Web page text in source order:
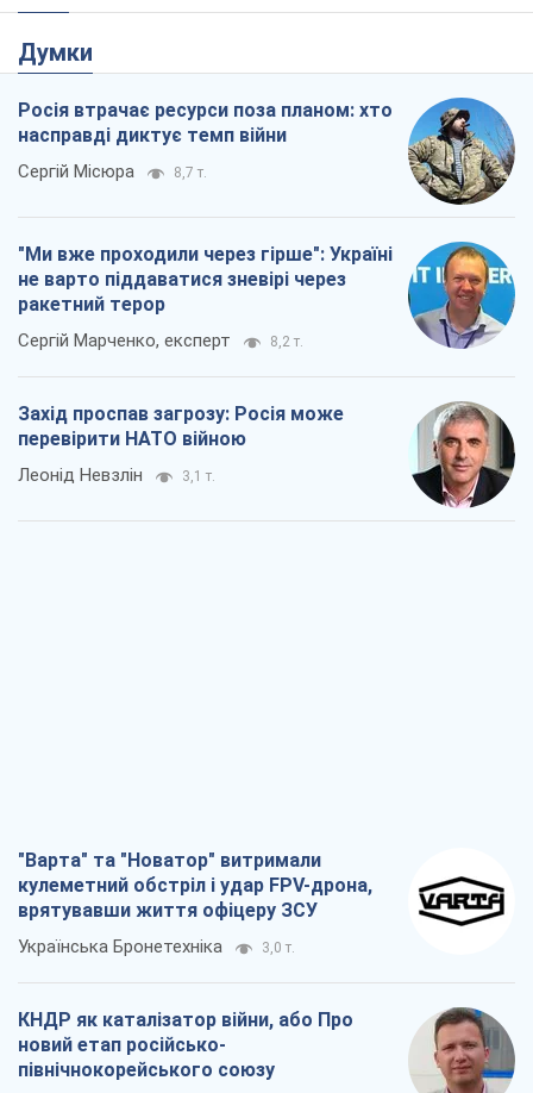
Думки
Росія втрачає ресурси поза планом: хто
насправді диктує темп війни
Сергій Місюра 8,7 т.
"Ми вже проходили через гірше": Україні
не варто піддаватися зневірі через
ракетний терор
Сергій Марченко, експерт 8,2 т.
Захід проспав загрозу: Росія може
перевірити НАТО війною
Леонід Невзлін 3,1 т.
"Варта" та "Новатор" витримали
кулеметний обстріл і удар FPV-дрона,
врятувавши життя офіцеру ЗСУ
Українська Бронетехніка 3,0 т.
КНДР як каталізатор війни, або Про
новий етап російсько-
північнокорейського союзу